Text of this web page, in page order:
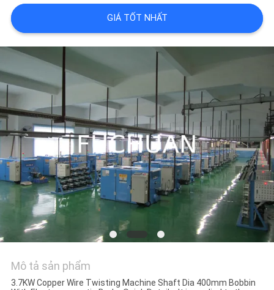
THAM
QUAN
NHÀ
MÁY
KIỂM
SOÁT
CHẤT
LƯỢNG
LIÊN
HỆ
TIN
GIÁ TỐT NHẤT
Mô tả sản phẩm
3.7KW Copper Wire Twisting Machine Shaft Dia 400mm Bobbin